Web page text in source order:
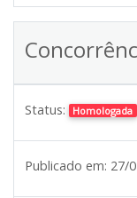
Status: Homologada
Publicado em: 27/